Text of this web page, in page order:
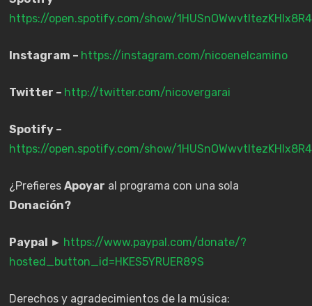
https://open.spotify.com/show/
Instagram – https://instagram.com/nicoenelcamino
Twitter – http://twitter.com/nicovergarai
Spotify –
https://open.spotify.com/show/
¿PrefieresApoyar al programa con una sola
Donación?
Paypal ► https://www.paypal.com/donate/?
hosted_button_id=HKES5YRUER89S
Derechos y agradecimientos de la música: